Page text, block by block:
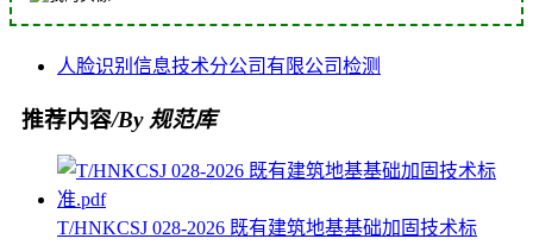
人脸识别 信息技术分公司有限公司检测
推荐内容/By 规范库
T/HNKCSJ 028-2026 既有建筑地基基础加固技术标